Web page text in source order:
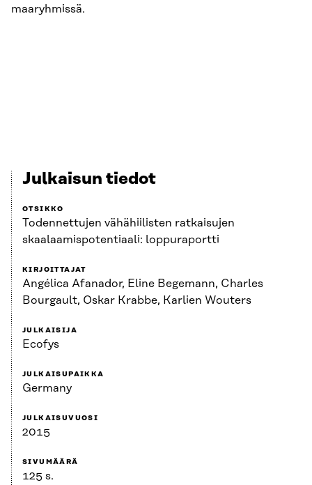
maaryhmissä.
Julkaisun tiedot
OTSIKKO
Todennettujen vähähiilisten ratkaisujen
skaalaamispotentiaali: loppuraportti
KIRJOITTAJAT
Angélica Afanador, Eline Begemann, Charles
Bourgault, Oskar Krabbe, Karlien Wouters
JULKAISIJA
Ecofys
JULKAISUPAIKKA
Germany
JULKAISUVUOSI
2015
SIVUMÄÄRÄ
125 s.